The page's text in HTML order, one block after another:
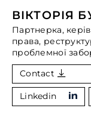
ВІКТОРІЯ
Партнерка,
права,
проблемної
Contact
Linkedin